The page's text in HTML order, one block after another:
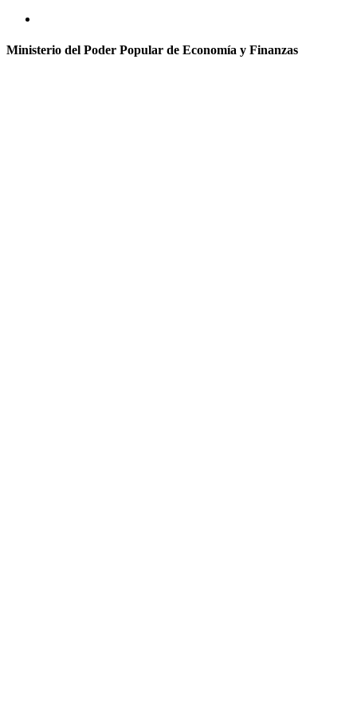
Ministerio del Poder Popular de Economía y Finanzas